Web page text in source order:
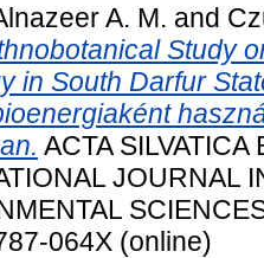
A. M. and
Study
in South Darfur
ACTA
JOURNAL
064X (online)